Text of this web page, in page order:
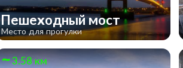
​Пешеходный мост
Место для прогулки
3.58 км